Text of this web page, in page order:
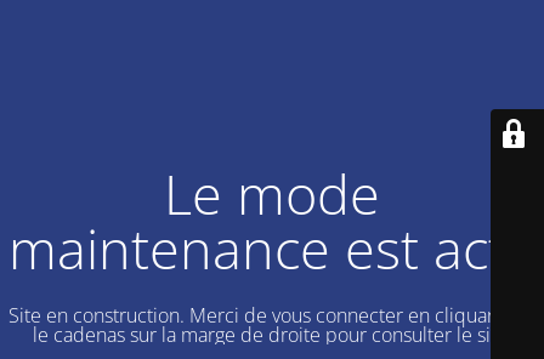
Le mode
maintenance est actif
Site en construction. Merci de vous connecter en cliquant sur
le cadenas sur la marge de droite pour consulter le site.